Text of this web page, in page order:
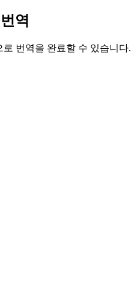
역
번역을 완료할 수 있습니다.